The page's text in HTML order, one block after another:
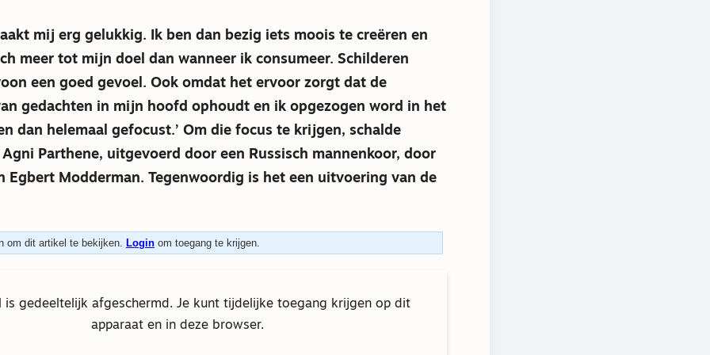
mij erg gelukkig. Ik ben dan bezig iets moois te creëren en
meer tot mijn doel dan wanneer ik consumeer. Schilderen
een goed gevoel. Ook omdat het ervoor zorgt dat de
gedachten in mijn hoofd ophoudt en ik opgezogen word in het
dan helemaal gefocust.’ Om die focus te krijgen, schalde
Parthene, uitgevoerd door een Russisch mannenkoor, door
Egbert Modderman. Tegenwoordig is het een uitvoering van de
om dit artikel te bekijken. Loginom toegang te krijgen.
is gedeeltelijk afgeschermd. Je kunt tijdelijke toegang krijgen op dit
apparaat en in deze browser.